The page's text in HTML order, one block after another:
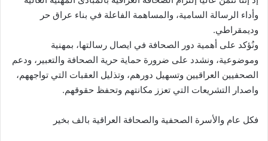
وأداء الرسالة السامية، والمساهمة الفاعلة في بناء عراق حر
وديمقراطي.
ونُؤكد على أهمية دور الصحافة في ايصال رسالتها، بمهنية
وموضوعية، ونشدد على ضرورة حماية حرية الصحافة والتعبير، ودعم
الصحفيين العراقيين وتسهيل دورهم، وتذليل العقبات التي تواجههم،
واصدار التشريعات التي تعزز مكانتهم وتحفظ حقوقهم.
فكل عام والأسرة الصحفية والصحافة العراقية بالف بخير